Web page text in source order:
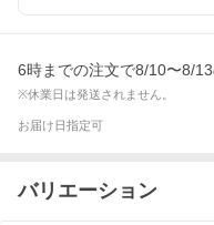
6時までの注文で8/10〜8/
※休業日は発送されません。
お届け日指定可
バリエーション